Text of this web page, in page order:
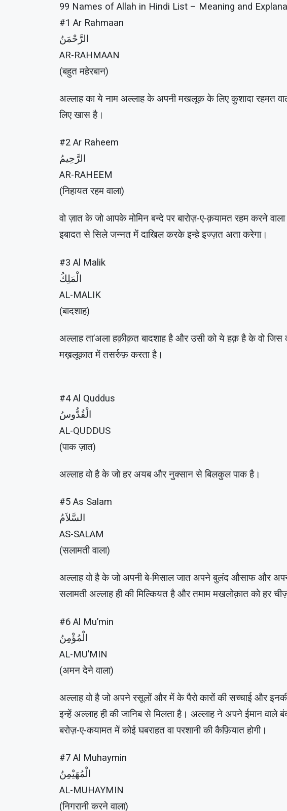
99 Names of Allah in Hindi List – Meaning and
#1 Ar Rahmaan
الرَّحْمَنُ
AR-RAHMAAN
(बहुत महेरबान)
अल्लाह का ये नाम अल्लाह के अपनी मखलूक़ के लिए कुशादा रहमत
लिए खास है।
#2 Ar Raheem
الرَّحِيمُ
AR-RAHEEM
(निहायत रहम वाला)
वो ज़ात के जो आपके मोमिन बन्दे पर बारोज़-ए-क़यामत रहम करने
इबादत से सिले जन्नत में दाखिल करके इन्हे इज्ज़त अता करेगा।
#3 Al Malik
الْمَلِكُ
AL-MALIK
(बादशाह)
अल्लाह ता’अला हक़ीक़त बादशाह है और उसी को ये हक़ है के वो
मख़लूक़ात में तसर्रुफ़ करता है।
#4 Al Quddus
الْقُدُّوسُ
AL-QUDDUS
(पाक ज़ात)
अल्लाह वो है के जो हर अयब और नुक्सान से बिलकुल पाक है।
#5 As Salam
السَّلاَمُ
AS-SALAM
(सलामती वाला)
अल्लाह वो है के जो अपनी बे-मिसाल जात अपने बुलंद औसाफ और
सलामती अल्लाह ही की मिल्कियत है और तमाम मखलोक़ात को हर
#6 Al Mu’min
الْمُؤْمِنُ
AL-MU’MIN
(अमन देने वाला)
अल्लाह वो है जो अपने रसूलों और में के पैरो कारों की सच्चाई और
इन्हें अल्लाह ही की जानिब से मिलता है। अल्लाह ने अपने ईमान वाले
बरोज़-ए-कयामत में कोई घबराहत वा परशानी की कैफ़ियात होगी।
#7 Al Muhaymin
الْمُهَيْمِنُ
AL-MUHAYMIN
(निगरानी करने वाला)